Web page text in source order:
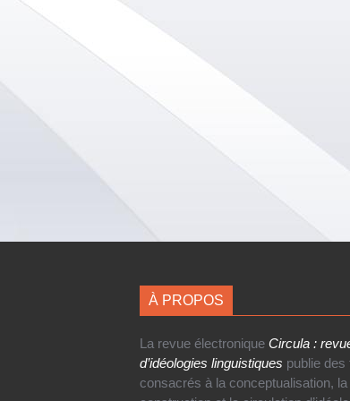
À PROPOS
La revue électronique Circula :
d’idéologies linguistiques publie des
consacrés à la conceptualisation, la